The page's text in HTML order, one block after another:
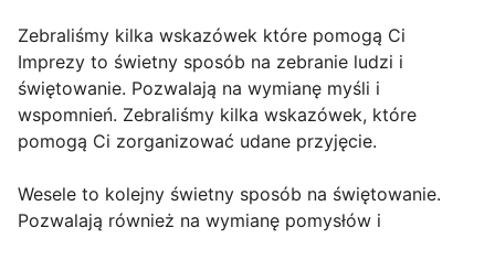
Zebraliśmy kilka wskazówek które pomogą Ci
Imprezy to świetny sposób na zebranie ludzi i
świętowanie. Pozwalają na wymianę myśli i
wspomnień. Zebraliśmy kilka wskazówek, które
pomogą Ci zorganizować udane przyjęcie.
Wesele to kolejny świetny sposób na świętowanie.
Pozwalają również na wymianę pomysłów i